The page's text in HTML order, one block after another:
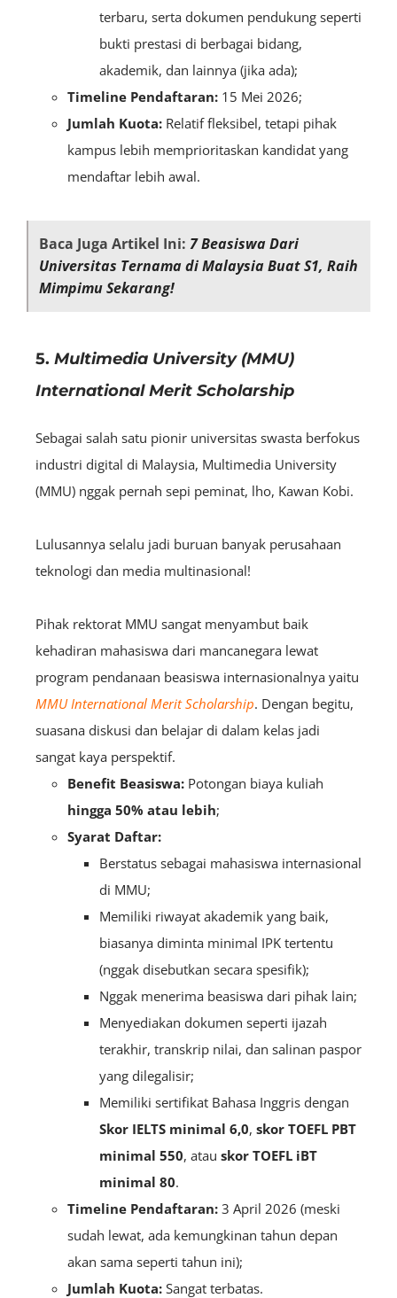
terbaru, serta dokumen pendukung seperti
bukti prestasi di berbagai bidang,
akademik, dan lainnya (jika ada);
Timeline Pendaftaran: 15 Mei 2026;
Jumlah Kuota: Relatif fleksibel, tetapi pihak
kampus lebih memprioritaskan kandidat yang
mendaftar lebih awal.
Baca Juga Artikel Ini: 7 Beasiswa Dari
Universitas Ternama di Malaysia Buat S1, Raih
Mimpimu Sekarang!
5. Multimedia University (MMU)
International Merit Scholarship
Sebagai salah satu pionir universitas swasta berfokus
industri digital di Malaysia, Multimedia University
(MMU) nggak pernah sepi peminat, lho, Kawan Kobi.
Lulusannya selalu jadi buruan banyak perusahaan
teknologi dan media multinasional!
Pihak rektorat MMU sangat menyambut baik
kehadiran mahasiswa dari mancanegara lewat
program pendanaan beasiswa internasionalnya yaitu
MMU International Merit Scholarship. Dengan begitu,
suasana diskusi dan belajar di dalam kelas jadi
sangat kaya perspektif.
Benefit Beasiswa: Potongan biaya kuliah
hingga 50% atau lebih;
Syarat Daftar:
Berstatus sebagai mahasiswa internasional
di MMU;
Memiliki riwayat akademik yang baik,
biasanya diminta minimal IPK tertentu
(nggak disebutkan secara spesifik);
Nggak menerima beasiswa dari pihak lain;
Menyediakan dokumen seperti ijazah
terakhir, transkrip nilai, dan salinan paspor
yang dilegalisir;
Memiliki sertifikat Bahasa Inggris dengan
Skor IELTS minimal 6,0, skor TOEFL PBT
minimal 550, atau skor TOEFL iBT
minimal 80.
Timeline Pendaftaran: 3 April 2026 (meski
sudah lewat, ada kemungkinan tahun depan
akan sama seperti tahun ini);
Jumlah Kuota: Sangat terbatas.